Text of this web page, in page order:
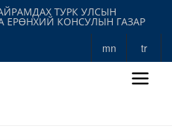
ТУРК УЛСЫН
ЕРӨНХИЙ КОНСУЛЫН ГАЗАР
mn tr